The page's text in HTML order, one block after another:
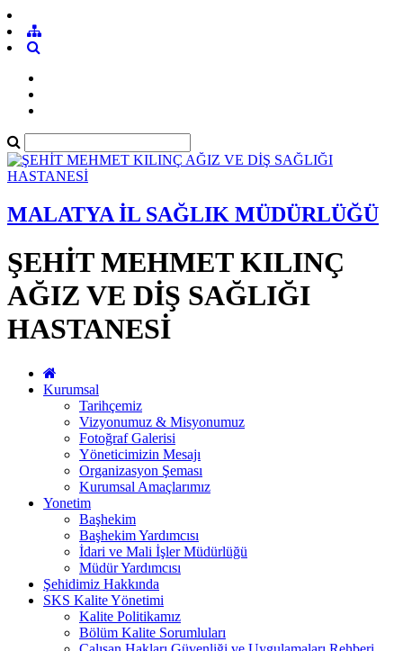
MALATYA İL SAĞLIK MÜDÜRLÜĞÜ
ŞEHİT MEHMET KILINÇ
AĞIZ VE DİŞ SAĞLIĞI
HASTANESİ
Kurumsal
Tarihçemiz
Vizyonumuz & Misyonumuz
Fotoğraf Galerisi
Yöneticimizin Mesajı
Organizasyon Şeması
Kurumsal Amaçlarımız
Yonetim
Başhekim
Başhekim Yardımcısı
İdari ve Mali İşler Müdürlüğü
Müdür Yardımcısı
Şehidimiz Hakkında
SKS Kalite Yönetimi
Kalite Politikamız
Bölüm Kalite Sorumluları